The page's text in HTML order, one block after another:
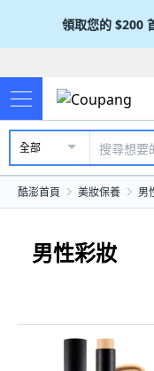
領取您的 $200
全部
酷澎首頁 美妝保養 男
男性彩妝